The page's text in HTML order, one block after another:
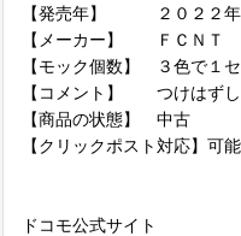
【発売年】 ２０２２年
【メーカー】 ＦＣＮＴ
【モック個数】 ３色で１
【コメント】 つけはずし
【商品の状態】 中古
【クリックポスト対応】可能
ドコモ公式サイト